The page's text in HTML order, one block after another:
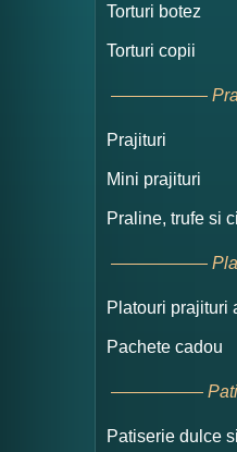
Torturi botez
Torturi copii
Prajituri
Mini prajituri
Praline, trufe si
Platouri prajituri
Pachete cadou
Patiserie dulce